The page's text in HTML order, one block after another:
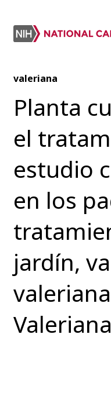
valeriana
Planta
el
estudio
en los
jardín,